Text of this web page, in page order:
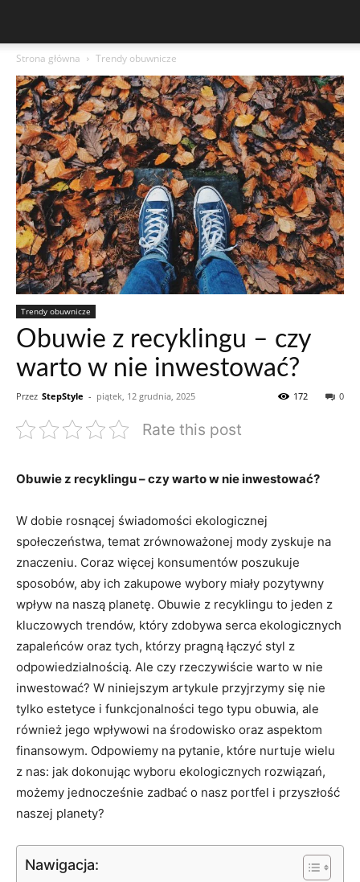
Strona główna Trendy obuwnicze
Trendy obuwnicze
Obuwie z recyklingu – czy
warto w nie inwestować?
Przez StepStyle - piątek, 12 grudnia, 2025 0
172
Rate this post
Obuwie z recyklingu – czy warto w nie inwestować?
W dobie rosnącej świadomości ekologicznej
społeczeństwa, temat zrównoważonej mody zyskuje na
znaczeniu. Coraz więcej konsumentów poszukuje
sposobów, aby ich zakupowe wybory miały pozytywny
wpływ na naszą planetę. Obuwie z recyklingu to jeden z
kluczowych trendów, który zdobywa serca ekologicznych
zapaleńców oraz tych, którzy pragną łączyć styl z
odpowiedzialnością. Ale czy rzeczywiście warto w nie
inwestować? W niniejszym artykule przyjrzymy się nie
tylko estetyce i funkcjonalności tego typu obuwia, ale
również jego wpływowi na środowisko oraz aspektom
finansowym. Odpowiemy na pytanie, które nurtuje wielu
z nas: jak dokonując wyboru ekologicznych rozwiązań,
możemy jednocześnie zadbać o nasz portfel i przyszłość
naszej planety?
Nawigacja: